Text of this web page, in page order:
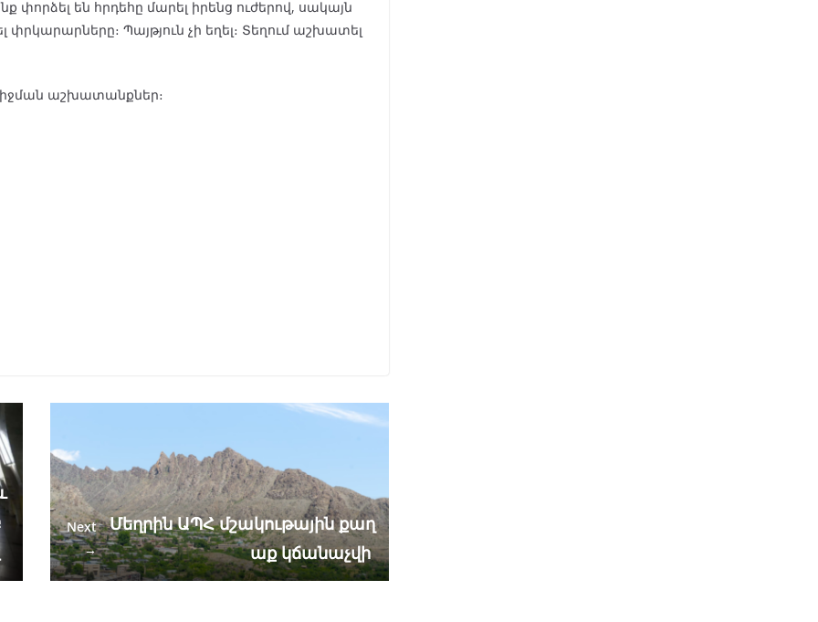
են հրդեհը մարել իրենց ուժերով, սակայն
փրկարարները։ Պայթյուն չի եղել։ Տեղում աշխատել
աշխատանքներ։
Next
→
Մեղրին ԱՊՀ մշակութային քաղ
աք կճանաչվի